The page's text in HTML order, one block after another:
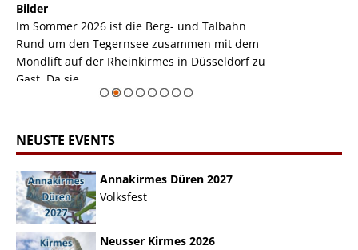
Bilder
Im Sommer 2026 ist die Berg- und Talbahn
Rund um den Tegernsee zusammen mit dem
Mondlift auf der Rheinkirmes in Düsseldorf zu
Gast. Da sie ...
NEUSTE EVENTS
Annakirmes Düren 2027
Volksfest
Neusser Kirmes 2026